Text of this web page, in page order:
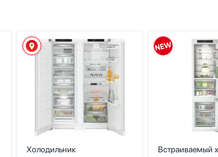
Холодильник Встраиваемый